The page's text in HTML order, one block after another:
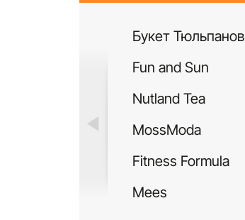
Букет Тюльпанов
Fun and Sun
Nutland Tea
MossModa
Fitness Formula
Mees